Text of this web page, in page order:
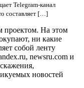
Telegram-канал
составляет […]
проектом. На этом
ни какие
собой ленту
newsru.com и
новостей